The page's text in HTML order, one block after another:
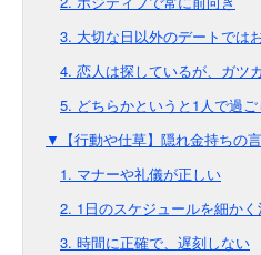
3. 大切な日以外のデートでは
4. 恋人は探しているが、ガツ
5. どちらかというと1人で過
▼【行動や仕草】隠れ金持ちの
1. マナーや礼儀が正しい
2. 1日のスケジュールを細か
3. 時間に正確で、遅刻しない